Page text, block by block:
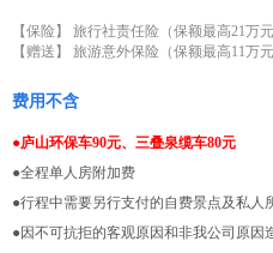
【保险】 旅行社责任险（保额最高21万
【赠送】 旅游意外保险（保额最高11万元
费用不含
●庐山环保车90元、三叠泉缆车80元
●全程单人房附加费
●行程中需要另行支付的自费景点及私人
●因不可抗拒的客观原因和非我公司原